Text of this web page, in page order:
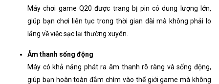
Máy chơi game Q20 được trang bị pin có dung lượng lớn,
giúp bạn chơi liên tục trong thời gian dài mà không phải lo
lắng về việc sạc lại thường xuyên.
Âm thanh sống động
Máy có khả năng phát ra âm thanh rõ ràng và sống động,
giúp bạn hoàn toàn đắm chìm vào thế giới game mà không